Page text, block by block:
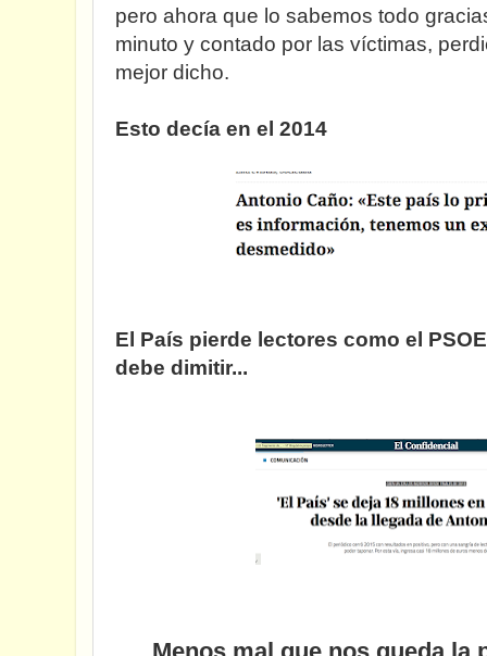
pero ahora que lo sabemos todo
minuto y contado por las víctimas,
mejor dicho.
Esto decía en el 2014
El País pierde lectores como el
debe dimitir...